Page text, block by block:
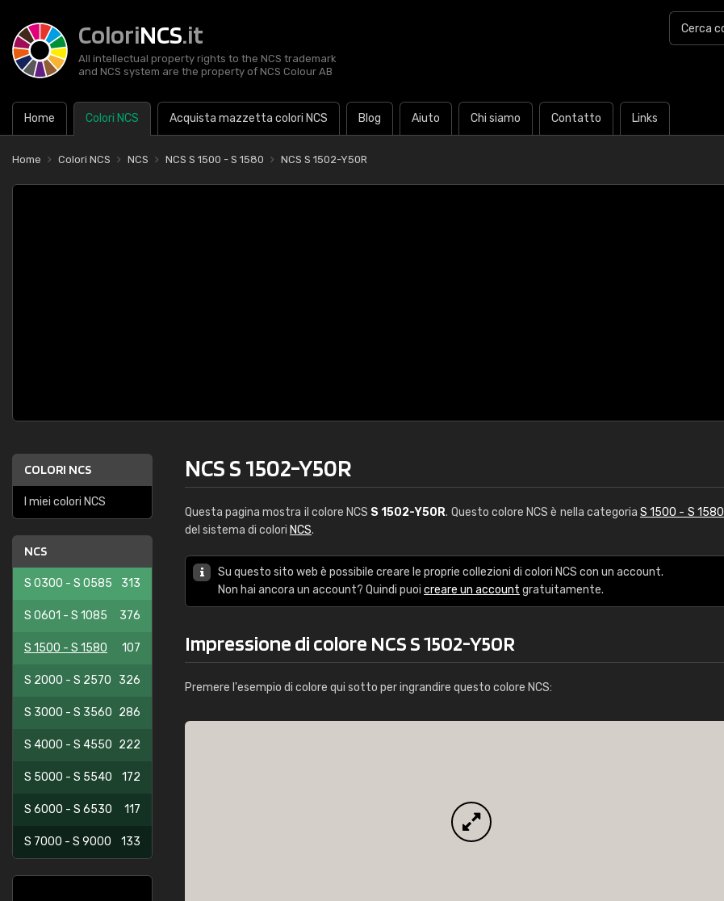
ColoriNCS.it
All intellectual property rights to the NCS trademark
and NCS system are the property of NCS Colour AB
Home Colori NCS Acquista mazzetta colori NCS Blog Aiuto Chi siamo Contatto Links
Home Colori NCS NCS NCS S 1500 - S 1580 NCS S 1502-Y50R
COLORI NCS
I miei colori NCS
NCS
S 0300 - S 0585 313
S 0601 - S 1085 376
S 1500 - S 1580 107
S 2000 - S 2570 326
S 3000 - S 3560 286
S 4000 - S 4550 222
S 5000 - S 5540 172
S 6000 - S 6530 117
S 7000 - S 9000 133
NCS S 1502-Y50R
Questa pagina mostra il colore NCS S 1502-Y50R. Questo colore NCS è nella categoria S 1500 - S 1580
del sistema di colori NCS.
Su questo sito web è possibile creare le proprie collezioni di colori NCS con un account.
Non hai ancora un account? Quindi puoi creare un account gratuitamente.
Impressione di colore NCS S 1502-Y50R
Premere l'esempio di colore qui sotto per ingrandire questo colore NCS: